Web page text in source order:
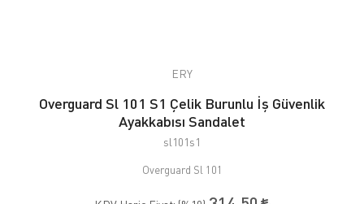
ERY
Overguard Sl 101 S1 Çelik Burunlu İş Güvenlik
Ayakkabısı Sandalet
sl101s1
Overguard Sl 101